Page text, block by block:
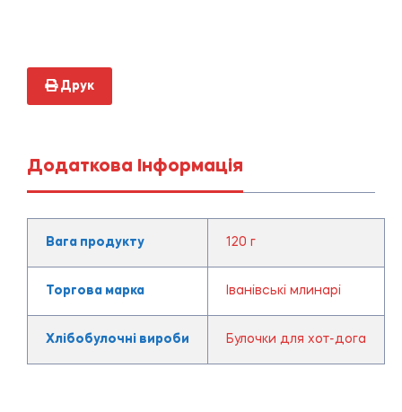
Друк
Додаткова Інформація
Вага продукту 120 г
Торгова марка Іванівські млинарі
Хлібобулочні вироби Булочки для хот-дога